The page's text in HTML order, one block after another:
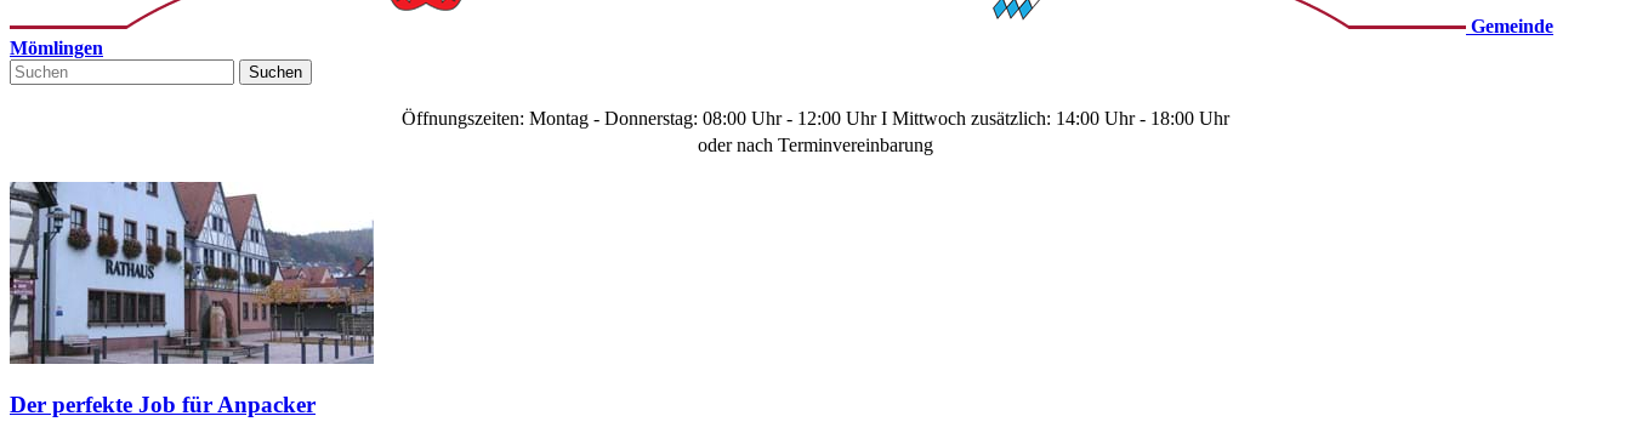
Gemeinde
Mömlingen
Suchen
Öffnungszeiten: Montag - Donnerstag: 08:00 Uhr - 12:00 Uhr I Mittwoch zusätzlich: 14:00 Uhr - 18:00 Uhr
oder nach Terminvereinbarung
Der perfekte Job für Anpacker